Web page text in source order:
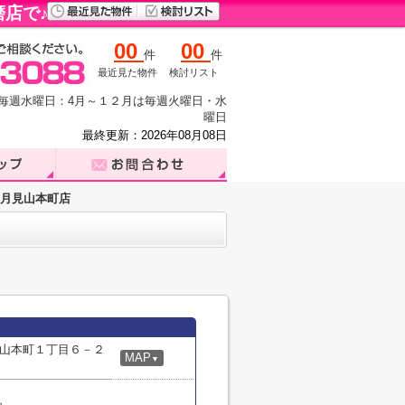
で♪
00 件
最近見た物件
00 件
検討リスト
週水曜日：4月～１２月は毎週火曜日・水
曜日
最終更新：2026年08月08日
見山本町店
本町１丁目６－２
MAP ▼